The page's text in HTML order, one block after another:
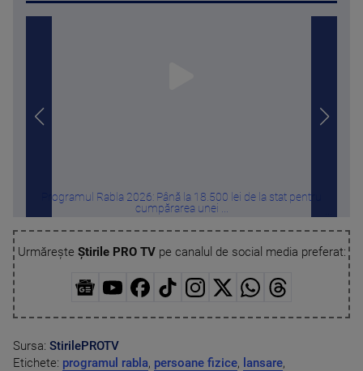
Programul Rabla 2026: Până la 18.500 lei de la stat pentru
cumpărarea unei ...
Urmărește Știrile PRO TVpe canalul de social media preferat:
Sursa: StirilePROTV
Etichete: programul rabla, persoane fizice, lansare,